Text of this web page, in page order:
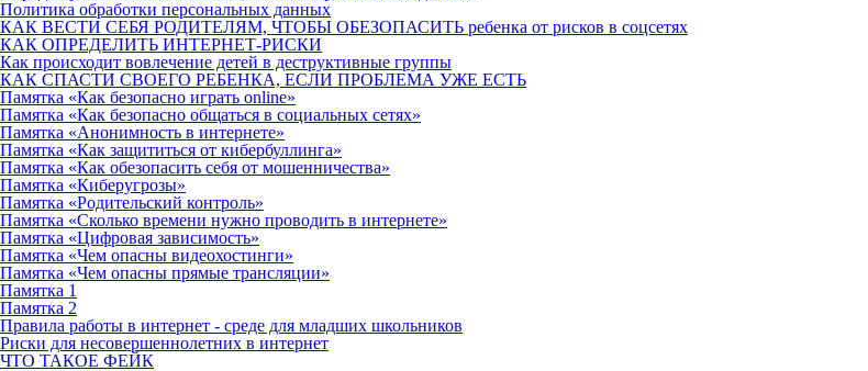
Политика обработки персональных данных
КАК ВЕСТИ СЕБЯ РОДИТЕЛЯМ, ЧТОБЫ ОБЕЗОПАСИТЬ ребенка от рисков в соцсетях
КАК ОПРЕДЕЛИТЬ ИНТЕРНЕТ-РИСКИ
Как происходит вовлечение детей в деструктивные группы
КАК СПАСТИ СВОЕГО РЕБЕНКА, ЕСЛИ ПРОБЛЕМА УЖЕ ЕСТЬ
Памятка «Как безопасно играть online»
Памятка «Как безопасно общаться в социальных сетях»
Памятка «Анонимность в интернете»
Памятка «Как защититься от кибербуллинга»
Памятка «Как обезопасить себя от мошенничества»
Памятка «Киберугрозы»
Памятка «Родительский контроль»
Памятка «Сколько времени нужно проводить в интернете»
Памятка «Цифровая зависимость»
Памятка «Чем опасны видеохостинги»
Памятка «Чем опасны прямые трансляции»
Памятка 1
Памятка 2
Правила работы в интернет - среде для младших школьников
Риски для несовершеннолетних в интернет
ЧТО ТАКОЕ ФЕЙК